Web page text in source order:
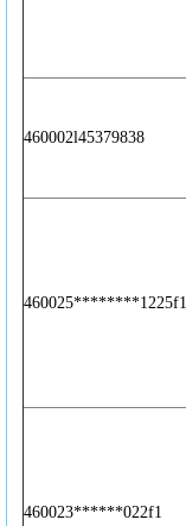
460002l45379838
460025********1225f1
460023******022f1